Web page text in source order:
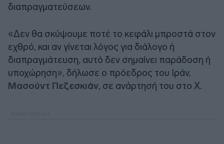
διαπραγματεύσεων.
«Δεν θα σκύψουμε ποτέ το κεφάλι μπροστά στον
εχθρό, και αν γίνεται λόγος για διάλογο ή
διαπραγμάτευση, αυτό δεν σημαίνει παράδοση ή
υποχώρηση», δήλωσε ο πρόεδρος του Ιράν,
Μασούντ Πεζεσκιάν, σε ανάρτησή του στο X.